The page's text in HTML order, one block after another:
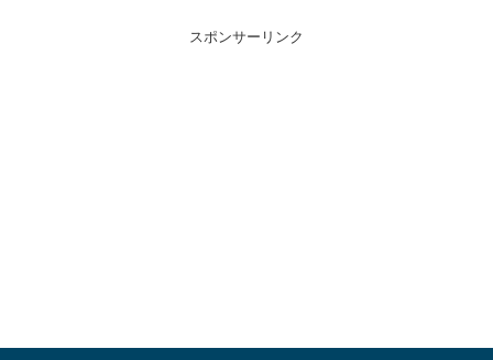
スポンサーリンク